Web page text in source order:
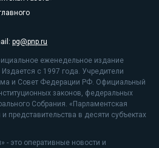
pg@pnp.ru
еженедельное издание
с 1997 года. Учредители
и Совет Федерации РФ. Официальный
законов, федеральных
Собрания. «Парламентская
представительства в десяти субъектах
- это оперативные новости и